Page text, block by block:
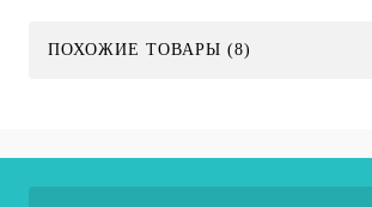
ПОХОЖИЕ ТОВАРЫ (8)